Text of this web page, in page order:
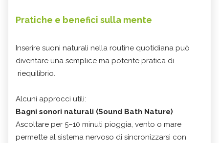
Pratiche e benefici sulla mente
Inserire suoni naturali nella routine quotidiana può
diventare una semplice ma potente pratica di
riequilibrio.
Alcuni approcci utili:
Bagni sonori naturali (Sound Bath Nature)
Ascoltare per 5–10 minuti pioggia, vento o mare
permette al sistema nervoso di sincronizzarsi con